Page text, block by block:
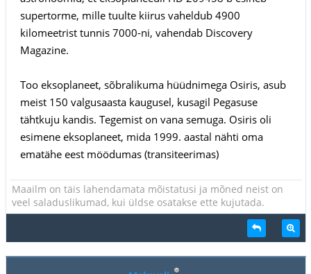
supertorme, mille tuulte kiirus vaheldub 4900
kilomeetrist tunnis 7000-ni, vahendab Discovery
Magazine.
Too eksoplaneet, sõbralikuma hüüdnimega Osiris, asub
meist 150 valgusaasta kaugusel, kusagil Pegasuse
tähtkuju kandis. Tegemist on vana semuga. Osiris oli
esimene eksoplaneet, mida 1999. aastal nähti oma
ematähe eest möödumas (transiteerimas)
Maailm on täis lahendamata mõistatusi ja mõned neist on
veel saladuslikumad, kui üldse osatakse ette kujutada.